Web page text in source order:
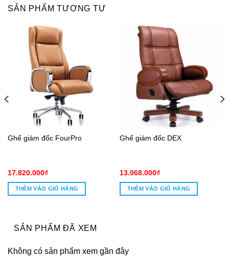
SẢN PHẨM TƯƠNG TỰ
Ghế giám đốc FourPro
17.820.000₫
THÊM VÀO GIỎ HÀNG
Ghế giám đốc DEX
13.068.000₫
THÊM VÀO GIỎ HÀNG
SẢN PHẨM ĐÃ XEM
Không có sản phẩm xem gần đây